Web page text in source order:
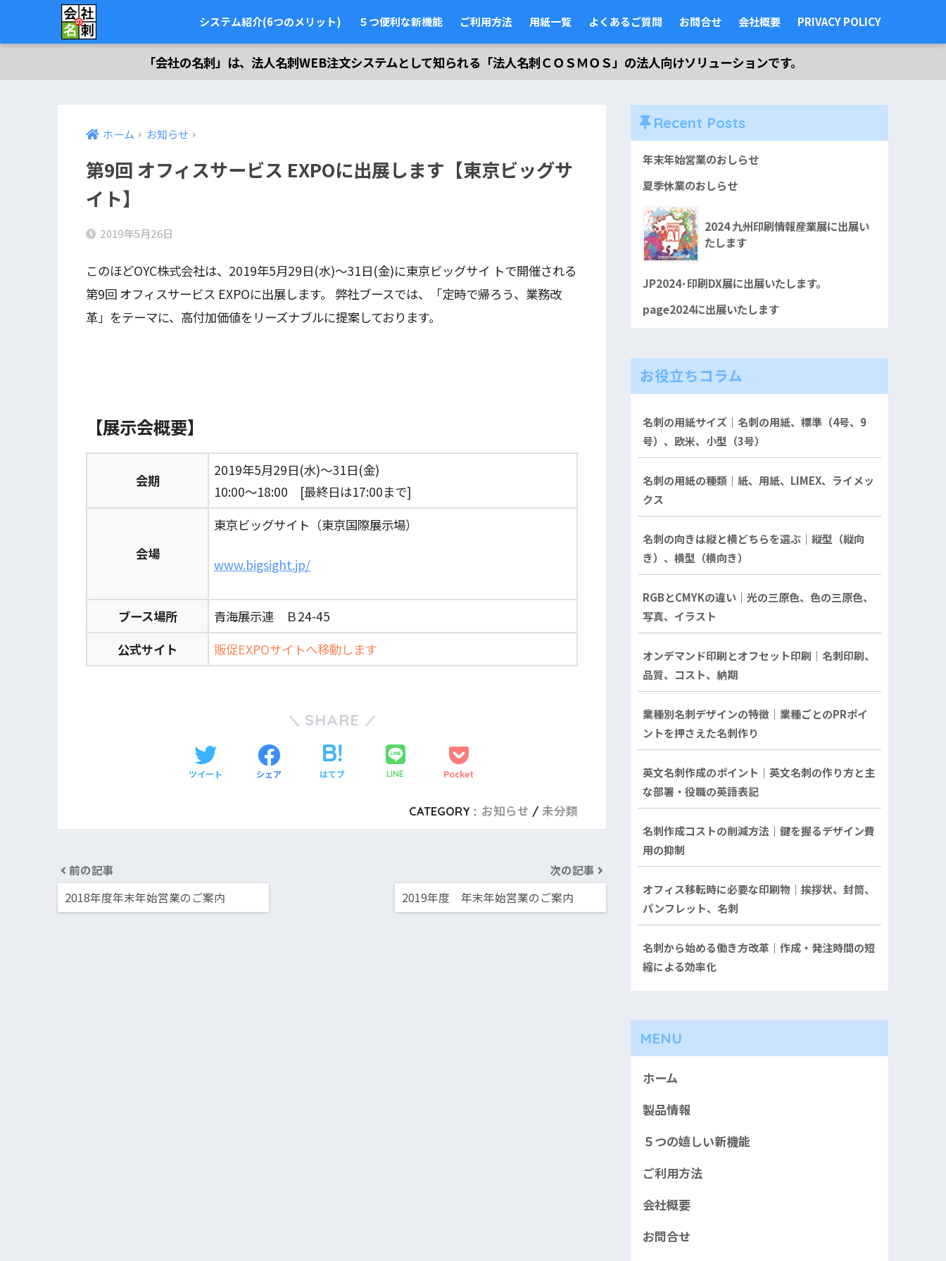
システム紹介(6つのメリット) ５つ便利な新機能 ご利用方法 用紙一覧 よくあるご質問 お問合せ 会社概要 PRIVACY POLICY
「会社の名刺」は、法人名刺WEB注文システムとして知られる「法人名刺ＣＯＳＭＯＳ」の法人向けソリューションです。
ホーム お知らせ
第9回 オフィスサービス EXPOに出展します【東京ビッグサ
イト】
2019年5月26日
このほどOYC株式会社は、2019年5月29日(水)～31日(金)に東京ビッグサイ トで開催される
第9回 オフィスサービス EXPOに出展します。 弊社ブースでは、「定時で帰ろう、業務改
革」をテーマに、高付加価値をリーズナブルに提案しております。
【展示会概要】
会期
2019年5月29日(水)～31日(金)
10:00～18:00 [最終日は17:00まで]
会場
東京ビッグサイト（東京国際展示場）
www.bigsight.jp/
ブース場所
青海展示連 Ｂ24-45
公式サイト
販促EXPOサイトへ移動します
SHARE
ツイート シェア はてブ LINE Pocket
CATEGORY : お知らせ 未分類
前の記事
2018年度年末年始営業のご案内
次の記事
2019年度 年末年始営業のご案内
Recent Posts
年末年始営業のおしらせ
夏季休業のおしらせ
2024 九州印刷情報産業展に出展い
たします
JP2024･印刷DX展に出展いたします。
page2024に出展いたします
お役立ちコラム
名刺の用紙サイズ｜名刺の用紙、標準（4号、9
号）、欧米、小型（3号）
名刺の用紙の種類｜紙、用紙、LIMEX、ライメッ
クス
名刺の向きは縦と横どちらを選ぶ｜縦型（縦向
き）、横型（横向き）
RGBとCMYKの違い｜光の三原色、色の三原色、
写真、イラスト
オンデマンド印刷とオフセット印刷｜名刺印刷、
品質、コスト、納期
業種別名刺デザインの特徴｜業種ごとのPRポイ
ントを押さえた名刺作り
英文名刺作成のポイント｜英文名刺の作り方と主
な部署・役職の英語表記
名刺作成コストの削減方法｜鍵を握るデザイン費
用の抑制
オフィス移転時に必要な印刷物｜挨拶状、封筒、
パンフレット、名刺
名刺から始める働き方改革｜作成・発注時間の短
縮による効率化
MENU
ホーム
製品情報
５つの嬉しい新機能
ご利用方法
会社概要
お問合せ